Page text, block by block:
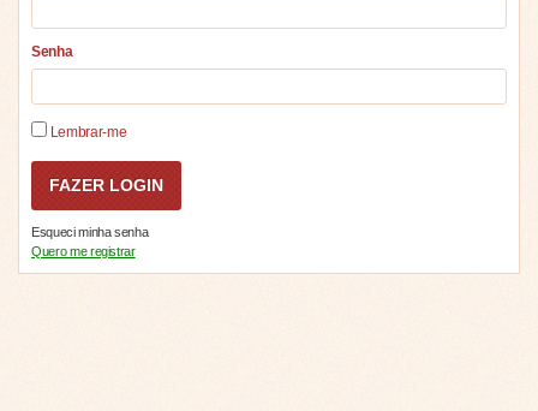
Senha
Lembrar-me
Esqueci minha senha
Quero me registrar